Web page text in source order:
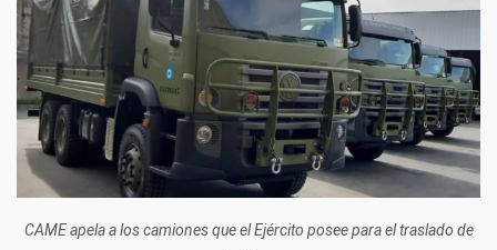
CAME apela a los camiones que el Ejército posee para el traslado de